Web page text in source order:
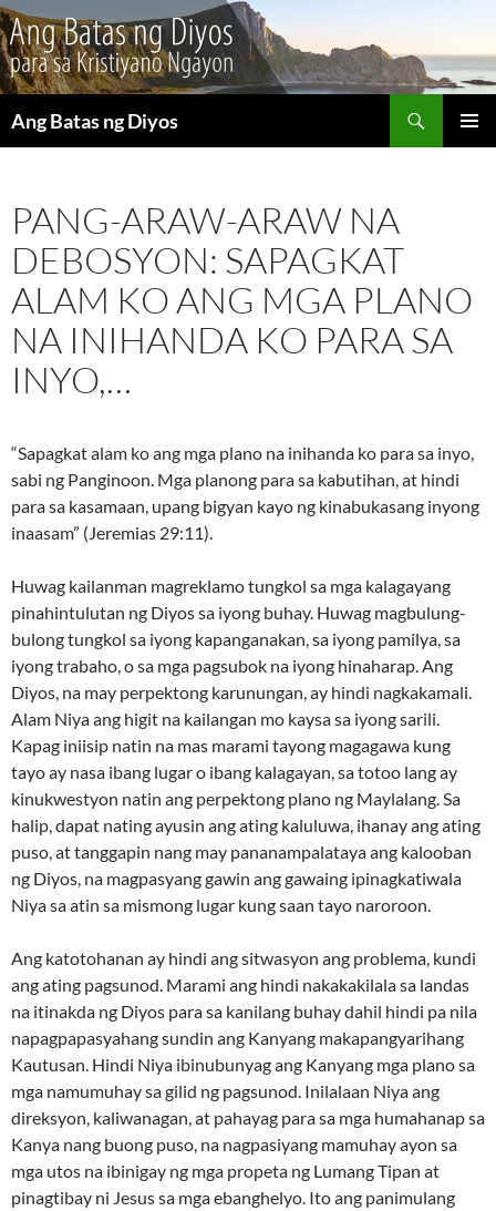
Ang Batas ng Diyos
PANG-ARAW-ARAW NA
DEBOSYON: SAPAGKAT
ALAM KO ANG MGA PLANO
NA INIHANDA KO PARA SA
INYO,…
“Sapagkat alam ko ang mga plano na inihanda ko para sa inyo,
sabi ng Panginoon. Mga planong para sa kabutihan, at hindi
para sa kasamaan, upang bigyan kayo ng kinabukasang inyong
inaasam” (Jeremias 29:11).
Huwag kailanman magreklamo tungkol sa mga kalagayang
pinahintulutan ng Diyos sa iyong buhay. Huwag magbulung-
bulong tungkol sa iyong kapanganakan, sa iyong pamilya, sa
iyong trabaho, o sa mga pagsubok na iyong hinaharap. Ang
Diyos, na may perpektong karunungan, ay hindi nagkakamali.
Alam Niya ang higit na kailangan mo kaysa sa iyong sarili.
Kapag iniisip natin na mas marami tayong magagawa kung
tayo ay nasa ibang lugar o ibang kalagayan, sa totoo lang ay
kinukwestyon natin ang perpektong plano ng Maylalang. Sa
halip, dapat nating ayusin ang ating kaluluwa, ihanay ang ating
puso, at tanggapin nang may pananampalataya ang kalooban
ng Diyos, na magpasyang gawin ang gawaing ipinagkatiwala
Niya sa atin sa mismong lugar kung saan tayo naroroon.
Ang katotohanan ay hindi ang sitwasyon ang problema, kundi
ang ating pagsunod. Marami ang hindi nakakakilala sa landas
na itinakda ng Diyos para sa kanilang buhay dahil hindi pa nila
napagpapasyahang sundin ang Kanyang makapangyarihang
Kautusan. Hindi Niya ibinubunyag ang Kanyang mga plano sa
mga namumuhay sa gilid ng pagsunod. Inilalaan Niya ang
direksyon, kaliwanagan, at pahayag para sa mga humahanap sa
Kanya nang buong puso, na nagpasiyang mamuhay ayon sa
mga utos na ibinigay ng mga propeta ng Lumang Tipan at
pinagtibay ni Jesus sa mga ebanghelyo. Ito ang panimulang